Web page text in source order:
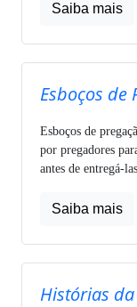
Saiba mais
Esboços de
Esboços de
por pregadores
antes de entregá-
Saiba mais
Histórias